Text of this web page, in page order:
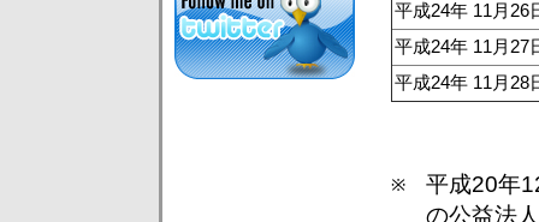
平成24年 11月26
平成24年 11月27
平成24年 11月28
※
平成20年
の公益法